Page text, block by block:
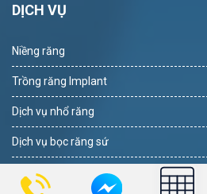
DỊCH VỤ
Niềng răng
Trồng răng Implant
Dịch vụ nhổ răng
Dịch vụ bọc răng sứ
Dịch vụ tẩy trắng răng